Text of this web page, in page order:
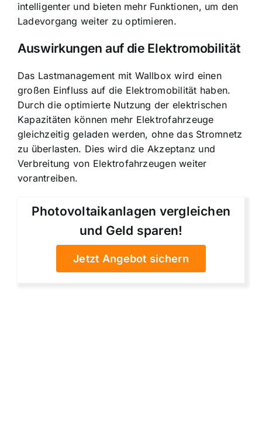
intelligenter und bieten mehr Funktionen, um den
Ladevorgang weiter zu optimieren.
Auswirkungen auf die Elektromobilität
Das Lastmanagement mit Wallbox wird einen
großen Einfluss auf die Elektromobilität haben.
Durch die optimierte Nutzung der elektrischen
Kapazitäten können mehr Elektrofahrzeuge
gleichzeitig geladen werden, ohne das Stromnetz
zu überlasten. Dies wird die Akzeptanz und
Verbreitung von Elektrofahrzeugen weiter
vorantreiben.
Photovoltaikanlagen vergleichen
und Geld sparen!
Jetzt Angebot sichern